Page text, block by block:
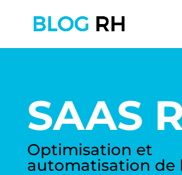
SAAS
Optimisation et
automatisation de